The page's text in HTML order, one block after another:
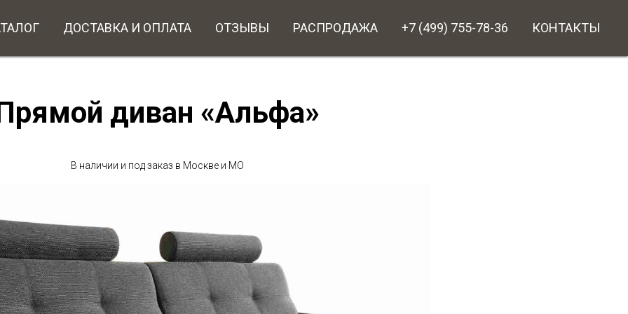
ДОСТАВКА И ОПЛАТА ОТЗЫВЫ РАСПРОДАЖА +7 (499) 755-78-36 КОНТАКТЫ
диван «Альфа»
В наличии и под заказ в Москве и МО